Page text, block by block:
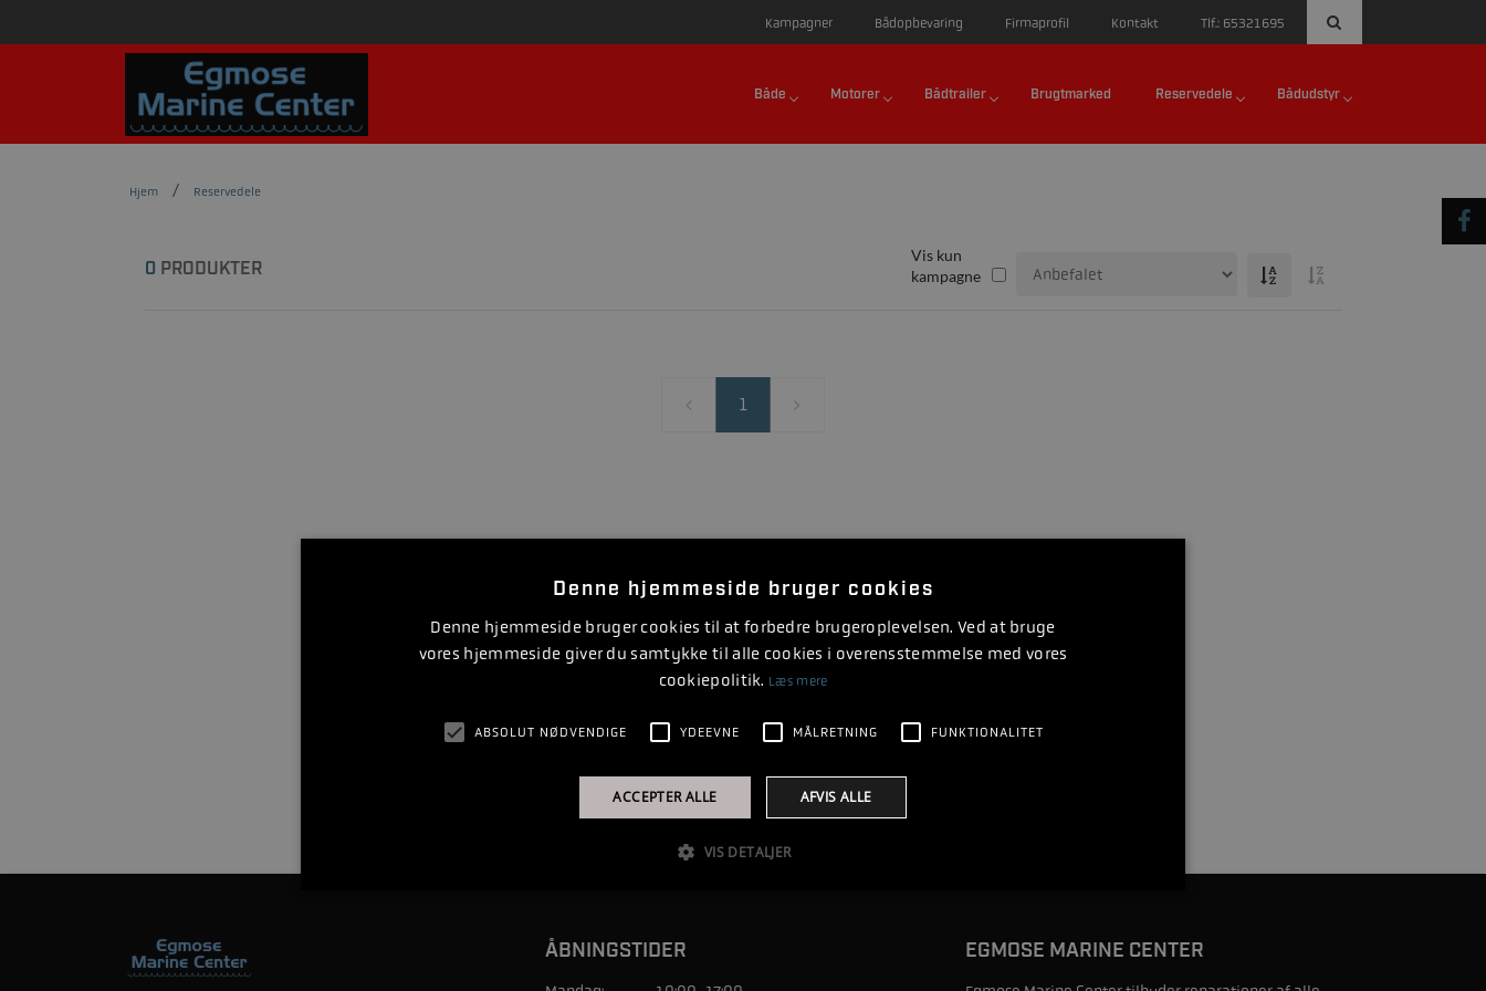
Kampagner Bådopbevaring Firmaprofil Kontakt Tlf.: 65321695
Både Motorer Bådtrailer Brugtmarked Reservedele Bådudstyr
Hjem Reservedele
0 PRODUKTER
Vis kun
kampagne
1
ÅBNINGSTIDER EGMOSE MARINE CENTER
Denne hjemmeside bruger cookies
Denne hjemmeside bruger cookies til at forbedre brugeroplevelsen. Ved at bruge
vores hjemmeside giver du samtykke til alle cookies i overensstemmelse med vores
cookiepolitik. Læs mere
ABSOLUT NØDVENDIGE YDEEVNE MÅLRETNING FUNKTIONALITET
ACCEPTER ALLE AFVIS ALLE
VIS DETALJER